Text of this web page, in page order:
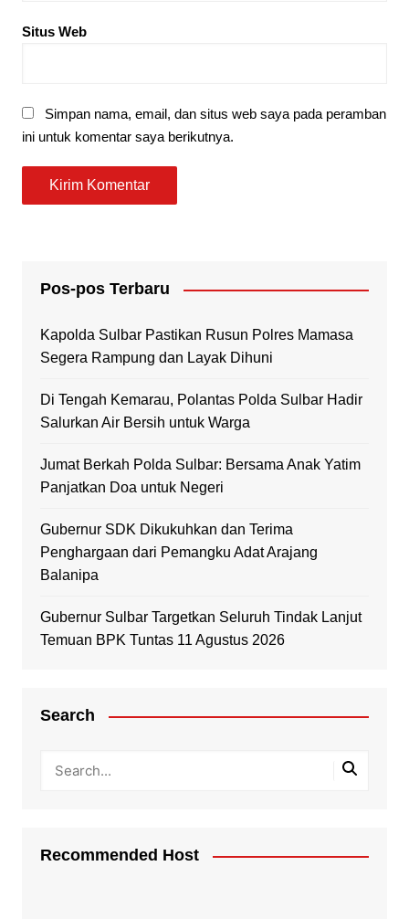
Situs Web
Simpan nama, email, dan situs web saya pada peramban
ini untuk komentar saya berikutnya.
Pos-pos Terbaru
Kapolda Sulbar Pastikan Rusun Polres Mamasa
Segera Rampung dan Layak Dihuni
Di Tengah Kemarau, Polantas Polda Sulbar Hadir
Salurkan Air Bersih untuk Warga
Jumat Berkah Polda Sulbar: Bersama Anak Yatim
Panjatkan Doa untuk Negeri
Gubernur SDK Dikukuhkan dan Terima
Penghargaan dari Pemangku Adat Arajang
Balanipa
Gubernur Sulbar Targetkan Seluruh Tindak Lanjut
Temuan BPK Tuntas 11 Agustus 2026
Search
Recommended Host